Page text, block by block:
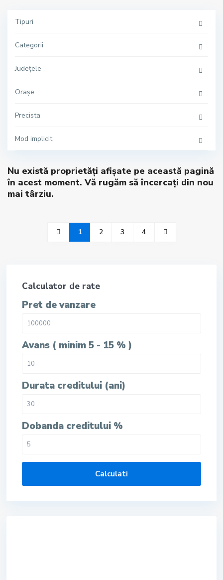
Tipuri
Categorii
Județele
Orașe
Precista
Mod implicit
Nu există proprietăți afișate pe această pagină
în acest moment. Vă rugăm să încercați din nou
mai târziu.
1 2 3 4
Calculator de rate
Pret de vanzare
Avans ( minim 5 - 15 % )
Durata creditului (ani)
Dobanda creditului %
Calculati